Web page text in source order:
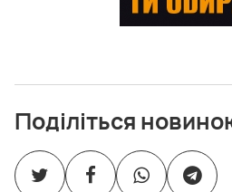
Поділіться